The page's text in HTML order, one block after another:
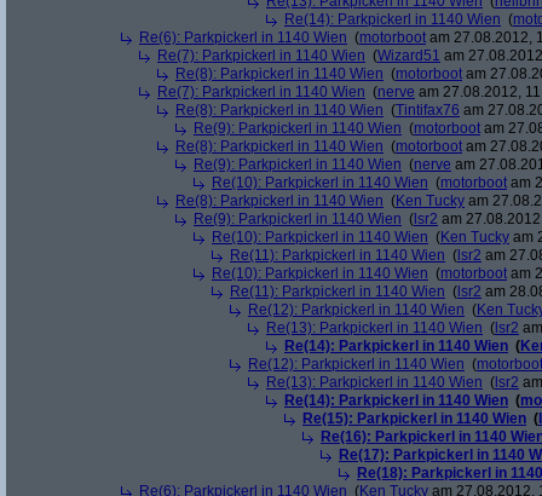
Re(14): Parkpickerl in 1140 Wien (
Re(6): Parkpickerl in 1140 Wien (motorboot am 27.08.2012,
Re(7): Parkpickerl in 1140 Wien (Wizard51 am
Re(8): Parkpickerl in 1140 Wien (motorboot am
Re(7): Parkpickerl in 1140 Wien (nerve am 27.08.2012,
Re(8): Parkpickerl in 1140 Wien (Tintifax76 am
Re(9): Parkpickerl in 1140 Wien (motorboot am
Re(8): Parkpickerl in 1140 Wien (motorboot am
Re(9): Parkpickerl in 1140 Wien (nerve am
Re(10): Parkpickerl in 1140 Wien (motorboot am
Re(8): Parkpickerl in 1140 Wien (Ken Tucky am
Re(9): Parkpickerl in 1140 Wien ( lsr2 am
Re(10): Parkpickerl in 1140 Wien (Ken Tucky am
Re(11): Parkpickerl in 1140 Wien ( lsr2 am
Re(10): Parkpickerl in 1140 Wien (motorboot am
Re(11): Parkpickerl in 1140 Wien ( lsr2 am
Re(12): Parkpickerl in 1140 Wien (Ken
Re(13): Parkpickerl in 1140 Wien ( lsr2
Re(14): Parkpickerl in 1140 Wien (
Re(12): Parkpickerl in 1140 Wien (motorboot
Re(13): Parkpickerl in 1140 Wien ( lsr2
Re(14): Parkpickerl in 1140 Wien (
Re(15): Parkpickerl in 1140 Wien (
Re(16): Parkpickerl in 1140
Re(17): Parkpickerl in 1140
Re(18): Parkpickerl in
Re(6): Parkpickerl in 1140 Wien (Ken Tucky am 27.08.2012,